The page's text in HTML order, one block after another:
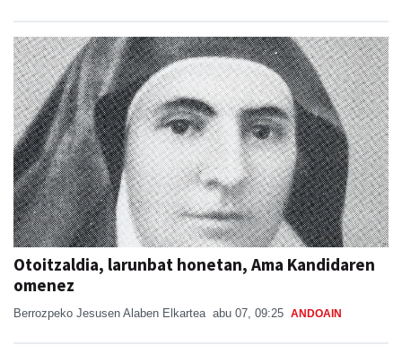
Otoitzaldia, larunbat honetan, Ama Kandidaren
omenez
Berrozpeko Jesusen Alaben Elkartea abu 07, 09:25 ANDOAIN